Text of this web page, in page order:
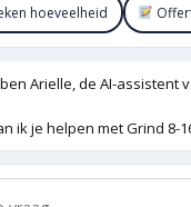
hoeveelheid
Arielle, de AI-assistent
ik je helpen met Grind 8-